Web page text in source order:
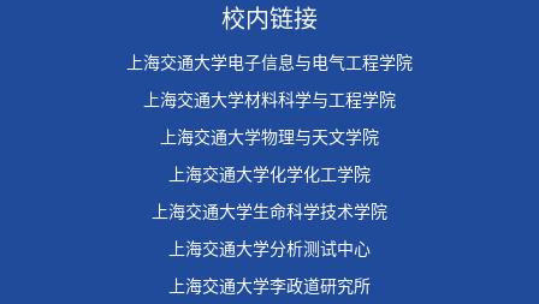
校内链接
上海交通大学电子信息与电气工程学院
上海交通大学材料科学与工程学院
上海交通大学物理与天文学院
上海交通大学化学化工学院
上海交通大学生命科学技术学院
上海交通大学分析测试中心
上海交通大学李政道研究所